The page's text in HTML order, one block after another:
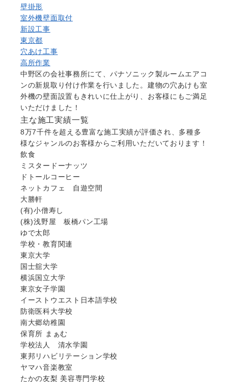
壁掛形
室外機壁面取付
新設工事
東京都
穴あけ工事
高所作業
中野区の会社事務所にて、パナソニック製ルームエアコ
ンの新規取り付け作業を行いました。建物の穴あけも室
外機の壁面設置もきれいに仕上がり、お客様にもご満足
いただけました！
主な施工実績一覧
8万7千件を超える豊富な施工実績が評価され、多種多
様なジャンルのお客様からご利用いただいております！
飲食
ミスタードーナッツ
ドトールコーヒー
ネットカフェ 自遊空間
大勝軒
(有)小僧寿し
(株)浅野屋 板橋パン工場
ゆで太郎
学校・教育関連
東京大学
国士舘大学
横浜国立大学
東京女子学園
イーストウエスト日本語学校
防衛医科大学校
南大郷幼稚園
保育所 まぁむ
学校法人 清水学園
東邦リハビリテーション学校
ヤマハ音楽教室
たかの友梨 美容専門学校